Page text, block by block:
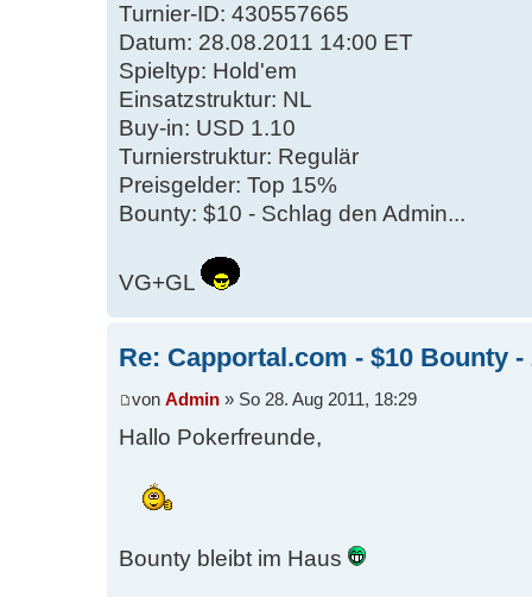
Turnier-ID: 430557665
Datum: 28.08.2011 14:00 ET
Spieltyp: Hold'em
Einsatzstruktur: NL
Buy-in: USD 1.10
Turnierstruktur: Regulär
Preisgelder: Top 15%
Bounty: $10 - Schlag den Admin...
VG+GL
Re: Capportal.com - $10 Bounty -
von Admin » So 28. Aug 2011, 18:29
Hallo Pokerfreunde,
Bounty bleibt im Haus